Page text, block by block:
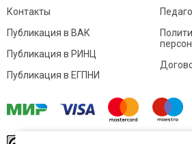
Контакты
Публикация в ВАК
Публикация в РИНЦ
Публикация в ЕГПНИ